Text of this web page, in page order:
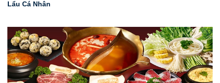
Lẩu Cá Nhân